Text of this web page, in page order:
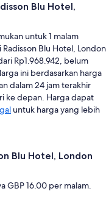
Blu Hotel,
untuk 1 malam
Blu Hotel, London
Rp1.968.942, belum
ini berdasarkan harga
dalam 24 jam terakhir
ke depan. Harga dapat
untuk harga yang lebih
Blu Hotel, London
GBP 16.00 per malam.